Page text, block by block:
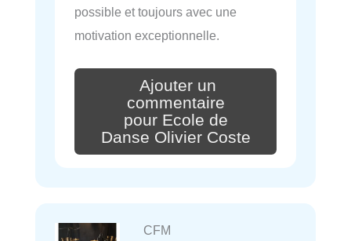
possible et toujours avec une
motivation exceptionnelle.
Ajouter un
commentaire
pour Ecole de
Danse Olivier Coste
CFM